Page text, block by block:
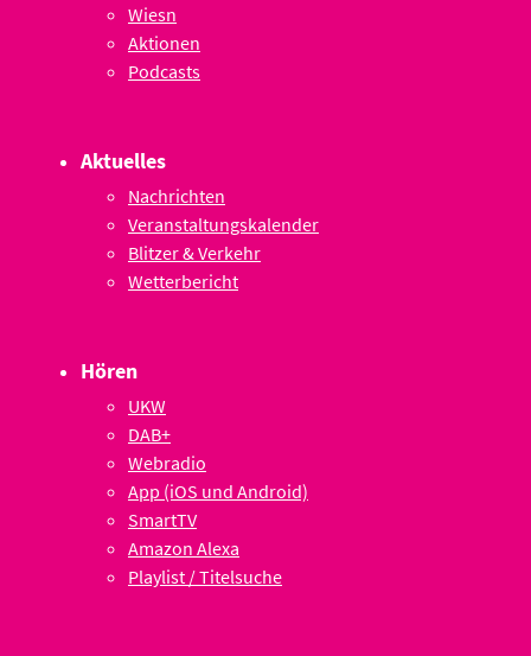
Wiesn
Aktionen
Podcasts
Aktuelles
Nachrichten
Veranstaltungskalender
Blitzer & Verkehr
Wetterbericht
Hören
UKW
DAB+
Webradio
App (iOS und Android)
SmartTV
Amazon Alexa
Playlist / Titelsuche